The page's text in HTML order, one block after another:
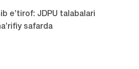
e’tirof: JDPU talabalari
safarda